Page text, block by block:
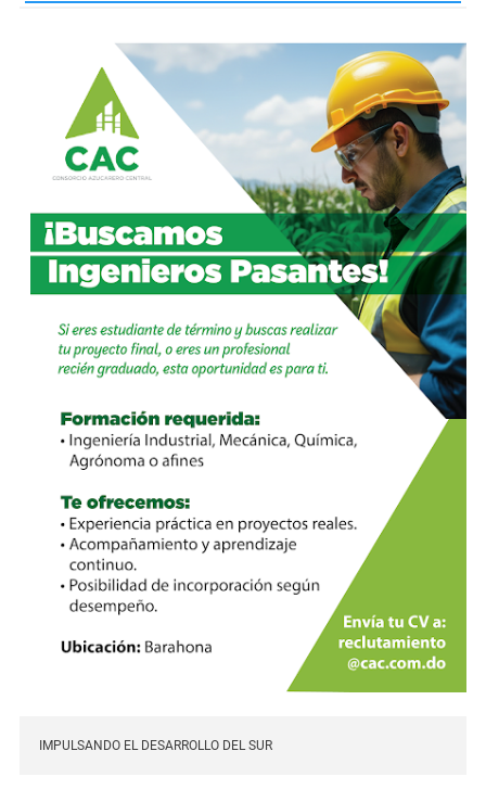
IMPULSANDO EL DESARROLLO DEL SUR